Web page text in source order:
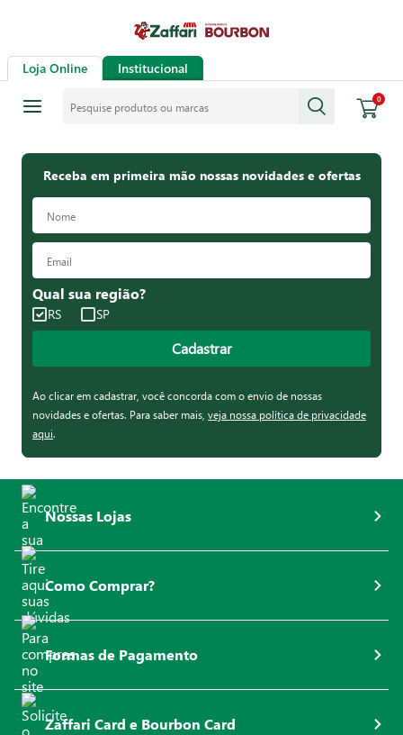
Loja Online Institucional
0
Receba em primeira mão nossas novidades e ofertas
Qual sua região?
RS SP
Cadastrar
Ao clicar em cadastrar, você concorda com o envio de nossas
novidades e ofertas. Para saber mais, veja nossa política de privacidade
aqui.
Nossas Lojas
Como Comprar?
Formas de Pagamento
Zaffari Card e Bourbon Card